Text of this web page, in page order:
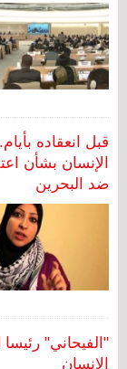
قبل انعقاده
الإنسان بشأن
ضد البحرين
"الفيحاني"
الإنسان